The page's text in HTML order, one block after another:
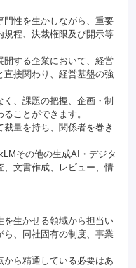
門性を生かしながら、重要
規程、決裁権限及び開示等
開する企業において、経営
接関わり、経営基盤の強
く、課題の把握、企画・制
ことができます。
裁量を持ち、関係者を巻き
その他の生成AI・デジタ
、文書作成、レビュー、情
を生かせる領域から担当い
ら、同社固有の制度、事業
から精通している必要はあ